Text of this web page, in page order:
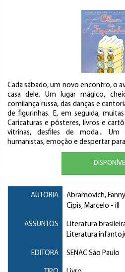
Cada sábado, um novo encontro, o
casa dele. Um lugar mágico,
comilança russa, das danças e
de figurinhas. E, em seguida,
Caricaturas e pôsteres, livros e
vitrinas, desfiles de moda...
humanistas, emoção e despertar
AUTORIA Abramovich, Fanny
Cipis, Marcelo - ill
ASSUNTOS
Literatura
Literatura
EDITORA SENAC São Paulo